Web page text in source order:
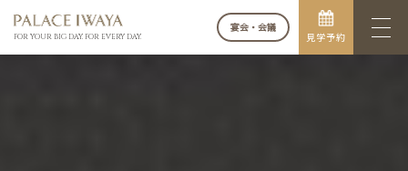
FOR YOUR BIG DAY. FOR EVERY DAY.
宴会・会議
見学予約